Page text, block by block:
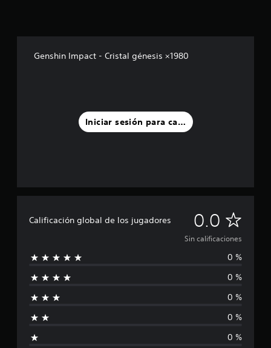
Genshin Impact - Cristal génesis ×1980
Iniciar sesión para calificar
Calificación global de los jugadores 0.0 S
i
n
c
a
Sin calificaciones
0 %
0 %
0 %
0 %
0 %